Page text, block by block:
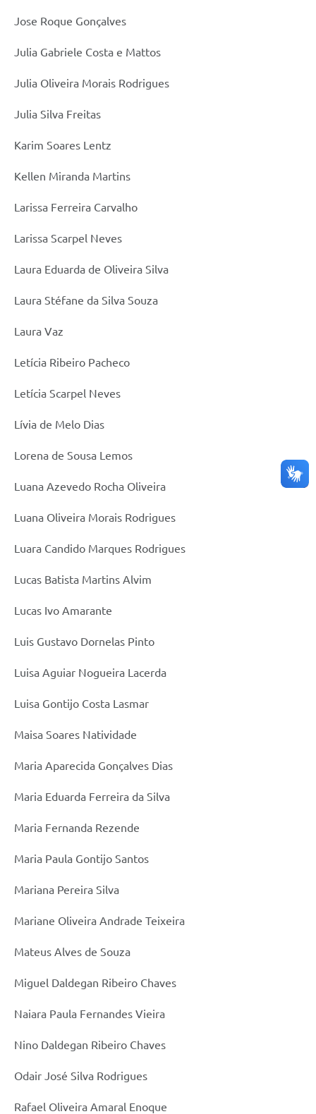
Jose Roque Gonçalves
Julia Gabriele Costa e Mattos
Julia Oliveira Morais Rodrigues
Julia Silva Freitas
Karim Soares Lentz
Kellen Miranda Martins
Larissa Ferreira Carvalho
Larissa Scarpel Neves
Laura Eduarda de Oliveira Silva
Laura Stéfane da Silva Souza
Laura Vaz
Letícia Ribeiro Pacheco
Letícia Scarpel Neves
Lívia de Melo Dias
Lorena de Sousa Lemos
Luana Azevedo Rocha Oliveira
Luana Oliveira Morais Rodrigues
Luara Candido Marques Rodrigues
Lucas Batista Martins Alvim
Lucas Ivo Amarante
Luis Gustavo Dornelas Pinto
Luisa Aguiar Nogueira Lacerda
Luisa Gontijo Costa Lasmar
Maisa Soares Natividade
Maria Aparecida Gonçalves Dias
Maria Eduarda Ferreira da Silva
Maria Fernanda Rezende
Maria Paula Gontijo Santos
Mariana Pereira Silva
Mariane Oliveira Andrade Teixeira
Mateus Alves de Souza
Miguel Daldegan Ribeiro Chaves
Naiara Paula Fernandes Vieira
Nino Daldegan Ribeiro Chaves
Odair José Silva Rodrigues
Rafael Oliveira Amaral Enoque